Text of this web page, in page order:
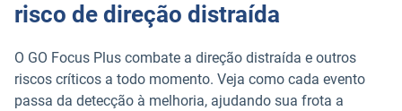
risco de direção distraída
O GO Focus Plus combate a direção distraída e outros
riscos críticos a todo momento. Veja como cada evento
passa da detecção à melhoria, ajudando sua frota a